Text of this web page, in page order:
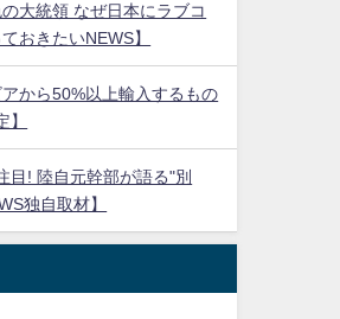
大統領 なぜ日本にラブコ
おきたいNEWS】
から50%以上輸入するもの
】
目! 陸自元幹部が語る"別
独自取材】